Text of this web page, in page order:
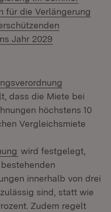
für die Verlängerung
Jahr 2029
in neuem Fenster)
dass die Miete bei
höchstens 10
Vergleichsmiete
(Öffnet in neuem
wird festgelegt,
innerhalb von drei
sind, statt wie
Zudem regelt